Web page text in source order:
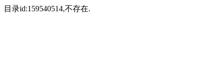
目录id:159540514,不存在.